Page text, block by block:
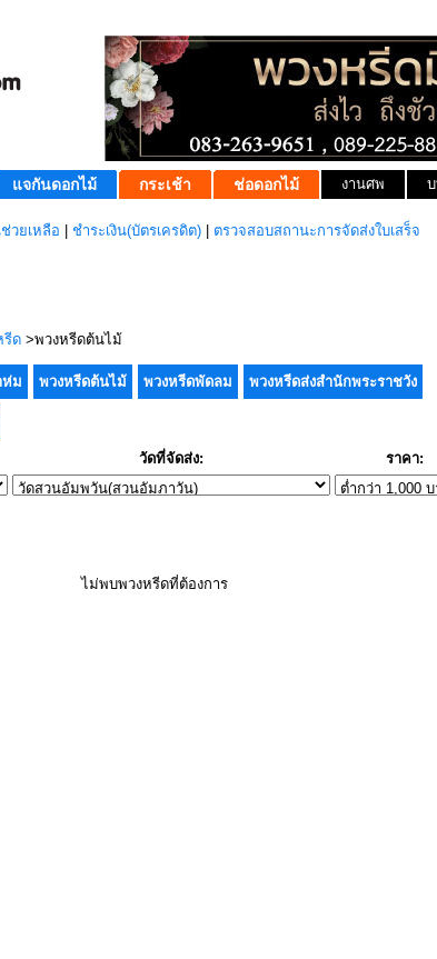
แจกันดอกไม้ กระเช้า ช่อดอกไม้ งานศพ
วยเหลือ ชำระเงิน(บัตรเครดิต) ตรวจสอบสถานะการจัดส่งใบเสร็จ
รีด >พวงหรีดต้นไม้
ห่ม พวงหรีดต้นไม้ พวงหรีดพัดลม พวงหรีดส่งสำนักพระราชวัง
วัดที่จัดส่ง: ราคา:
ไม่พบพวงหรีดที่ต้องการ